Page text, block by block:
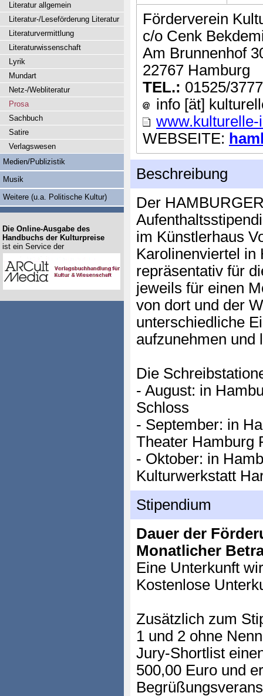
Förderverein
c/o Cenk
Am Brunnenhof
22767 Hamburg
TEL.: 01525/
info [ät]
WEBSEITE:
Beschreibung
Der
im Künstlerhaus
Karolinenviertel in
repräsentativ für
jeweils für einen
von dort und der
unterschiedliche
aufzunehmen und
Die
- August: in
Schloss
- September: in
Theater Hamburg
- Oktober: in
Kulturwerkstatt
Stipendium
Dauer der
Monatlicher
Eine Unterkunft
Kostenlose
Zusätzlich zum
1 und 2 ohne
Jury-Shortlist
500,00 Euro und
Literatur allgemein
Literatur-/Leseförderung Literatur
Literaturvermittlung
Literaturwissenschaft
Lyrik
Mundart
Netz-/Webliteratur
Prosa
Sachbuch
Satire
Verlagswesen
Medien/Publizistik
Musik
Weitere (u.a. Politische Kultur)
Die Online-Ausgabe des
Handbuchs der Kulturpreise
ist ein Service der